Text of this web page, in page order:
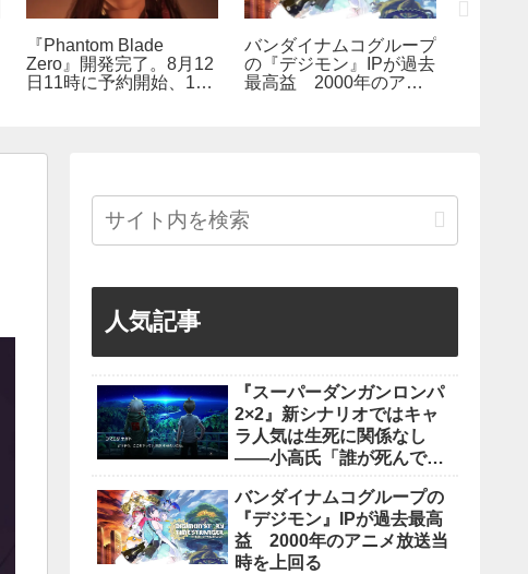
『Phantom Blade
Zero』開発完了。8月12
日11時に予約開始、11
バンダイナムコグループ
の『デジモン』IPが過去
最高益 2000年のアニ
人気記事
『スーパーダンガンロンパ
2×2』新シナリオではキャ
ラ人気は生死に関係なし
――小高氏「誰が死んでも
で」
バンダイナムコグループの
『デジモン』IPが過去最高
益 2000年のアニメ放送当
時を上回る